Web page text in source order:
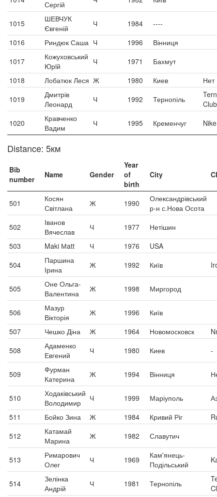
Сергій
1015
ШЕВЧУК
Євгеній
Ч 1984
----
1016
Риндюк Саша Ч 1996
Вінниця
1017
Кожуховський
Юрiй
Ч 1971
Бахмут
1018
Лобатюк Леся Ж 1980 Киев
Нет
1019
Дмитрів
Леонард
Ч 1992 Тернопіль
Club
1020
Кравченко
Вадим
Ч 1995 Кременчуг
Distance: 5км
Bib
number
Name Gender
Year
of
birth
City
501
Косян
Світлана
Ж 1990
Олександрівський
р-н с.Нова Осота
502
Іванов
Вячеслав
Ч 1977
Нетішин
503
Maki Мatt Ч 1976
USA
504
Паршина
Ірина
Ж 1992 Київ
505
Оне Ольга-
Валентина
Ж 1998 Миргород
506
Мазур
Вікторія
Ж 1996
Київ
507
Чешко Діна Ж 1964 Новомосковск
508
Адаменко
Евгений
Ч 1980 Киев -
509
Фурман
Катерина
Ж 1994 Вінниця
510
Ходаківський
Володимир
Ч 1999 Маріуполь
511
Бойко Зина Ж 1984 Кривий Ріг
512
Катамай
Марина
Ж 1982 Славутич
513
Римарович
Олег
Ч 1969
Кам'янець-
Подільський
514
Зелінка
Андрій
Ч 1981 Тернопіль